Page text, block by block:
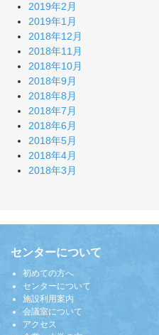
2019年2月
2019年1月
2018年12月
2018年11月
2018年10月
2018年9月
2018年8月
2018年7月
2018年6月
2018年5月
2018年4月
2018年3月
センターについて
初めての方へ
センターについて
施設利用案内
会議室について
アクセス